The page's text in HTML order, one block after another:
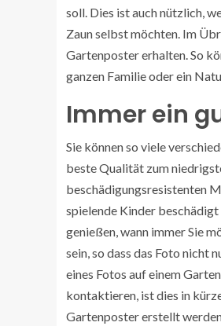
soll. Dies ist auch nützlich,
Zaun selbst möchten. Im
Gartenposter erhalten. So
ganzen Familie oder ein
Immer ein
Sie können so viele
beste Qualität zum
beschädigungsresistenten
spielende Kinder beschädigt
genießen, wann immer Sie
sein, so dass das Foto nicht
eines Fotos auf einem
kontaktieren, ist dies in
Gartenposter erstellt